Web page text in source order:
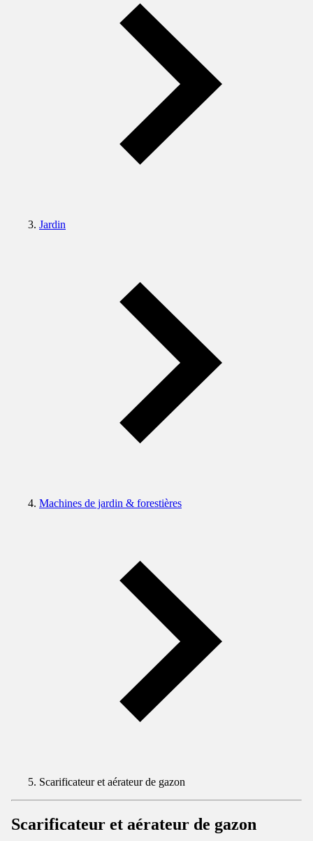
Jardin
Machines de jardin & forestières
Scarificateur et aérateur de gazon
Scarificateur et aérateur de gazon